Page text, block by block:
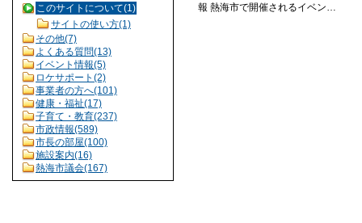
このサイトについて(1)
サイトの使い方(1)
その他(7)
よくある質問(13)
イベント情報(5)
ロケサポート(2)
事業者の方へ(101)
健康・福祉(17)
子育て・教育(237)
市政情報(589)
市長の部屋(100)
施設案内(16)
熱海市議会(167)
報 熱海市で開催されるイベン…